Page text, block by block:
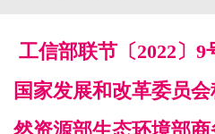
工信部联节〔2022〕
国家发展和改革委员